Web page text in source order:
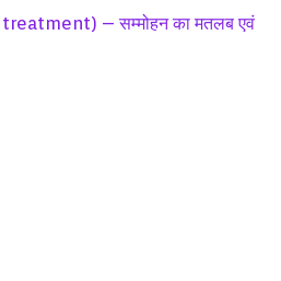
treatment) – सम्मोहन का मतलब एवं